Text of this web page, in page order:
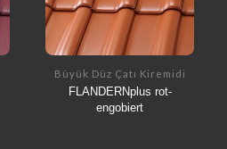
Büyük Düz Çatı Kiremidi
FLANDERNplus rot-
engobiert